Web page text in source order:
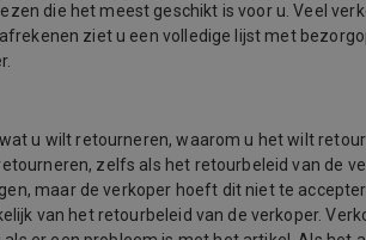
die het meest geschikt is voor u. Veel
ziet u een volledige lijst met
u wilt retourneren, waarom u het wilt
zelfs als het retourbeleid van de
maar de verkoper hoeft dit niet te
van het retourbeleid van de verkoper.